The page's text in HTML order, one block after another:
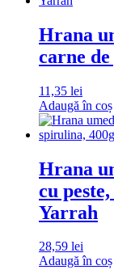
Hrana
carne
11,35 lei
Adaugă în coș
Hrana
cu
Yarrah
28,59 lei
Adaugă în coș